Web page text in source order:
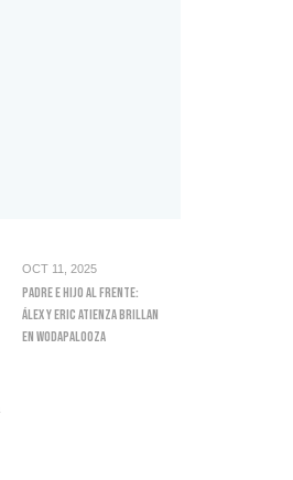
OCT 11, 2025
Padre E Hijo Al Frente:
Álex Y Eric Atienza Brillan
En Wodapalooza